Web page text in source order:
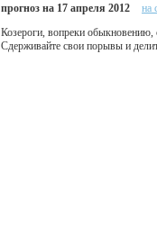
прогноз на 17 апреля 2012 на
Козероги, вопреки обыкновению,
Сдерживайте свои порывы и